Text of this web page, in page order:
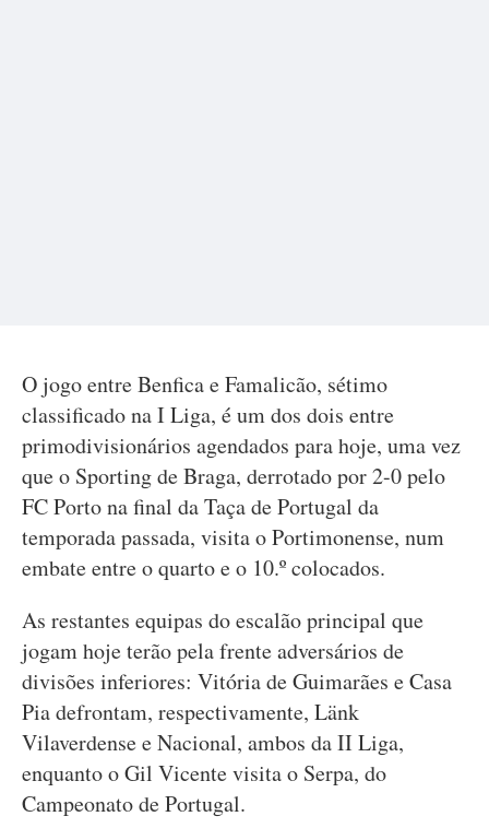
O jogo entre Benfica e Famalicão, sétimo
classificado na I Liga, é um dos dois entre
primodivisionários agendados para hoje, uma vez
que o Sporting de Braga, derrotado por 2-0 pelo
FC Porto na final da Taça de Portugal da
temporada passada, visita o Portimonense, num
embate entre o quarto e o 10.º colocados.
As restantes equipas do escalão principal que
jogam hoje terão pela frente adversários de
divisões inferiores: Vitória de Guimarães e Casa
Pia defrontam, respectivamente, Länk
Vilaverdense e Nacional, ambos da II Liga,
enquanto o Gil Vicente visita o Serpa, do
Campeonato de Portugal.